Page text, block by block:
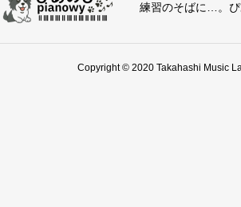
練習のそばに…。ぴ
Copyright © 2020 Takahashi Music